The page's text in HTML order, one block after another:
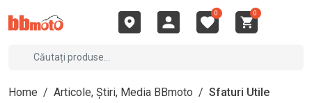
0 0
Home / Articole, Știri, Media BBmoto / Sfaturi Utile